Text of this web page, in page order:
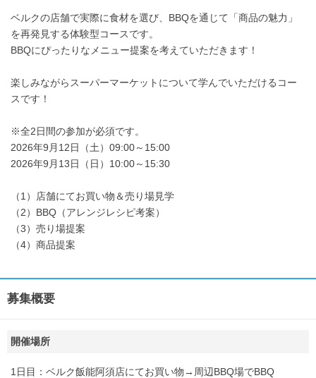
ベルクの店舗で実際に食材を選び、BBQを通じて「商品の魅力」
を再発見する体験型コースです。
BBQにぴったりなメニュー提案を考えていただきます！
楽しみながらスーパーマーケットについて学んでいただけるコー
スです！
※全2日間の参加が必須です。
2026年9月12日（土）09:00～15:00
2026年9月13日（日）10:00～15:30
（1）店舗にてお買い物＆売り場見学
（2）BBQ（アレンジレシピ考案）
（3）売り場提案
（4）商品提案
募集概要
開催場所
1日目：ベルク飯能阿須店にてお買い物→周辺BBQ場でBBQ